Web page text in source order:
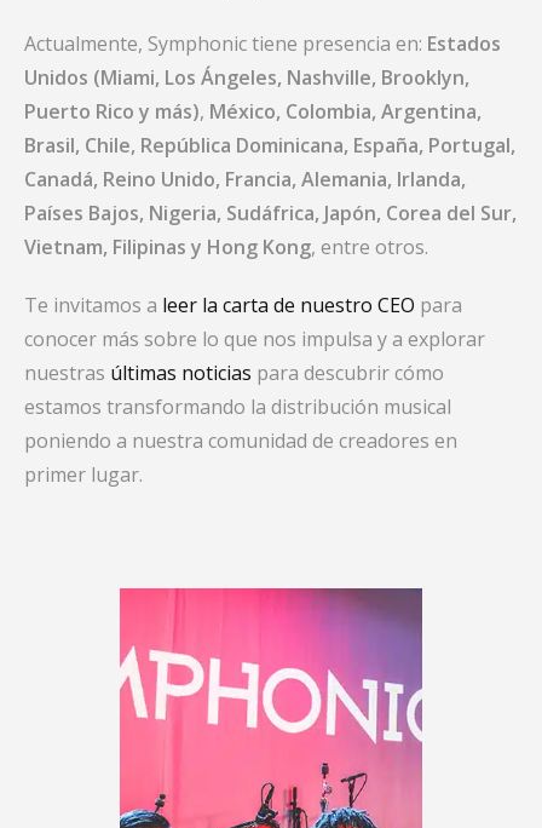
Actualmente, Symphonic tiene presencia en: Estados
Unidos (Miami, Los Ángeles, Nashville, Brooklyn,
Puerto Rico y más), México, Colombia, Argentina,
Brasil, Chile, República Dominicana, España, Portugal,
Canadá, Reino Unido, Francia, Alemania, Irlanda,
Países Bajos, Nigeria, Sudáfrica, Japón, Corea del Sur,
Vietnam, Filipinas y Hong Kong, entre otros.
Te invitamos a leer la carta de nuestro CEO para
conocer más sobre lo que nos impulsa y a explorar
nuestras últimas noticias para descubrir cómo
estamos transformando la distribución musical
poniendo a nuestra comunidad de creadores en
primer lugar.